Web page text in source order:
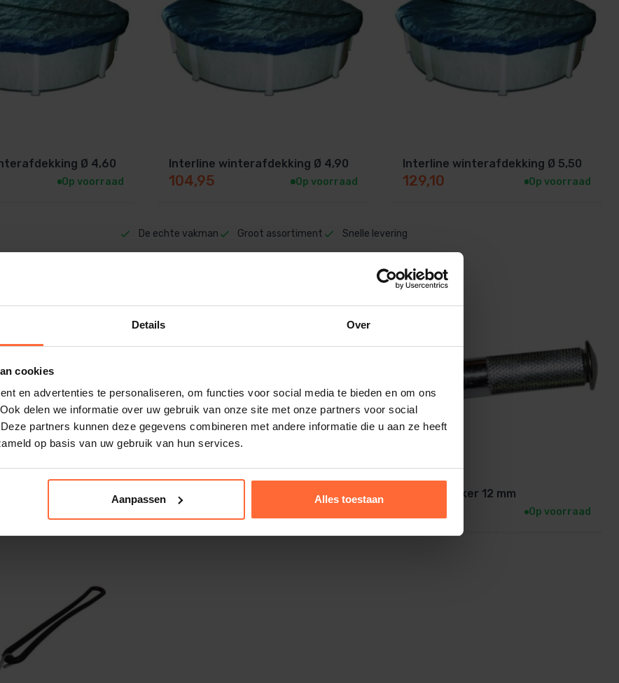
Details Over
cookies
en advertenties te personaliseren, om functies voor social media te bieden en om ons
delen we informatie over uw gebruik van onze site met onze partners voor social
partners kunnen deze gegevens combineren met andere informatie die u aan ze heeft
op basis van uw gebruik van hun services.
Aanpassen Alles toestaan
Ø 4,60
Op voorraad
Interline winterafdekking Ø 4,90
104,95 Op voorraad
Interline winterafdekking Ø 5,50
129,10 Op voorraad
De echte vakman Groot assortiment Snelle levering
Ø 6,40 Interline winterafdekking Ø 7,30 Pop-up anker 12 mm
Op voorraad